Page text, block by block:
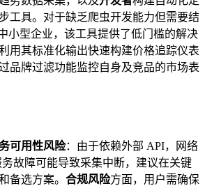
工具。对于缺乏爬虫开发能力但需要结
小型企业，该工具提供了低门槛的解决
用其标准化输出快速构建价格追踪仪表
品牌过滤功能监控自身及竞品的市场表
可用性风险：由于依赖外部 API，网络
务故障可能导致采集中断，建议在关键
备选方案。 合规风险方面，用户需确保